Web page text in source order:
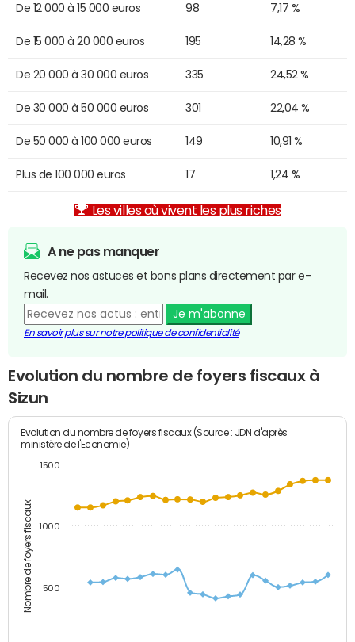
De 12 000 à 15 000 euros 98 7,17 %
De 15 000 à 20 000 euros 195 14,28 %
De 20 000 à 30 000 euros 335 24,52 %
De 30 000 à 50 000 euros 301 22,04 %
De 50 000 à 100 000 euros 149 10,91 %
Plus de 100 000 euros 17 1,24 %
Les villes où vivent les plus riches
A ne pas manquer
Recevez nos astuces et bons plans directement par e-
mail.
Je m'abonne
En savoir plus sur notre politique de confidentialité
Evolution du nombre de foyers fiscaux à
Sizun
Nombre de foyers fiscaux
Evolution du nombre de foyers fiscaux (Source : JDN d'après
ministère de l'Economie)
500
1000
1500